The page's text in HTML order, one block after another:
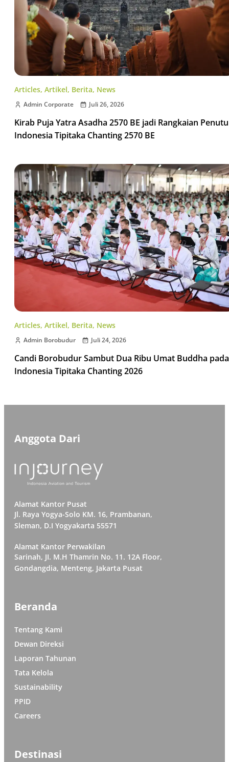
Articles, Artikel, Berita, News
Admin Corporate Juli 26, 2026
Kirab Puja Yatra Asadha 2570 BE jadi Rangkaian
Indonesia Tipitaka Chanting 2570 BE
Articles, Artikel, Berita, News
Admin Borobudur Juli 24, 2026
Candi Borobudur Sambut Dua Ribu Umat Buddha pada
Indonesia Tipitaka Chanting 2026
Anggota Dari
Alamat Kantor Pusat
Jl. Raya Yogya-Solo KM. 16, Prambanan,
Sleman, D.I Yogyakarta 55571
Alamat Kantor Perwakilan
Sarinah, JI. M.H Thamrin No. 11. 12A Floor,
Gondangdia, Menteng, Jakarta Pusat
Beranda
Tentang Kami
Dewan Direksi
Laporan Tahunan
Tata Kelola
Sustainability
PPID
Careers
Destinasi